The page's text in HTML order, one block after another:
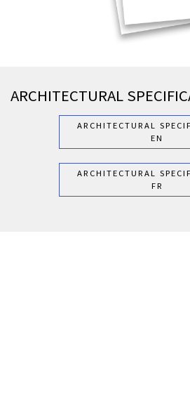
ARCHITECTURAL
ARCHITECTURAL
EN
ARCHITECTURAL
FR